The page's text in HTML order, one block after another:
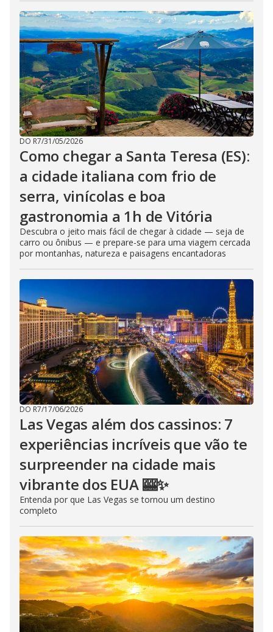
DO R7/31/05/2026
Como chegar a Santa Teresa (ES):
a cidade italiana com frio de
serra, vinícolas e boa
gastronomia a 1h de Vitória
Descubra o jeito mais fácil de chegar à cidade — seja de
carro ou ônibus — e prepare-se para uma viagem cercada
por montanhas, natureza e paisagens encantadoras
DO R7/17/06/2026
Las Vegas além dos cassinos: 7
experiências incríveis que vão te
surpreender na cidade mais
vibrante dos EUA 🎰✨
Entenda por que Las Vegas se tornou um destino
completo